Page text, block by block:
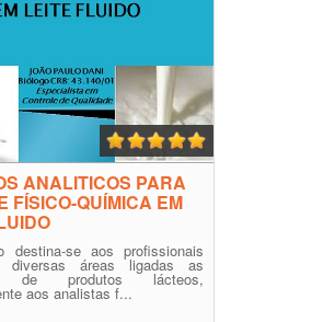
ANALITICOS PARA
FÍSICO-QUÍMICA EM
destina-se aos profissionais
áreas ligadas as
de produtos lácteos,
aos analistas f...